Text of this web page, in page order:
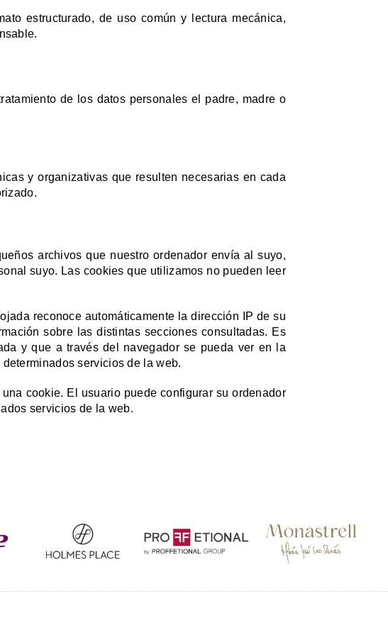
estructurado, de uso común y lectura mecánica,
de los datos personales el padre, madre o
y organizativas que resulten necesarias en cada
archivos que nuestro ordenador envía al suyo,
suyo. Las cookies que utilizamos no pueden leer
reconoce automáticamente la dirección IP de su
sobre las distintas secciones consultadas. Es
y que a través del navegador se pueda ver en la
servicios de la web.
cookie. El usuario puede configurar su ordenador
servicios de la web.